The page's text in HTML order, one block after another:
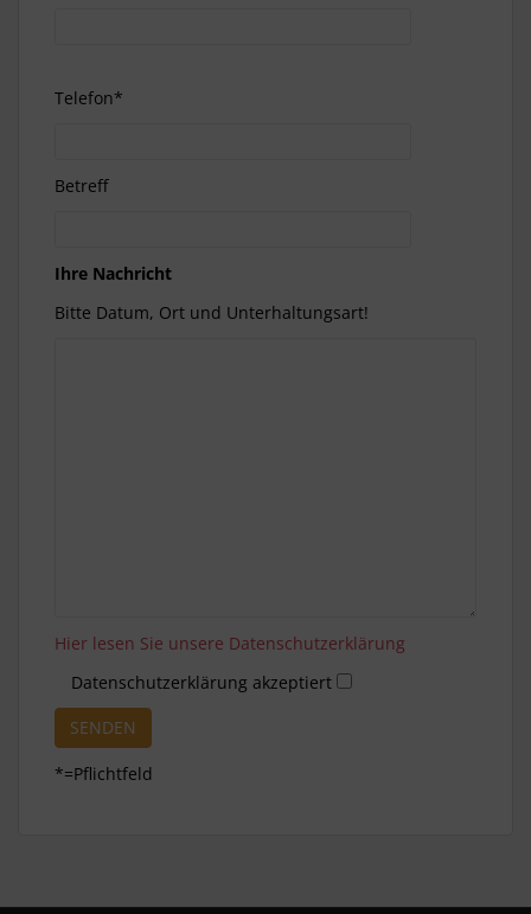
Telefon*
Betreff
Ihre Nachricht
Bitte Datum, Ort und Unterhaltungsart!
Hier lesen Sie unsere Datenschutzerklärung
Datenschutzerklärung akzeptiert
*=Pflichtfeld